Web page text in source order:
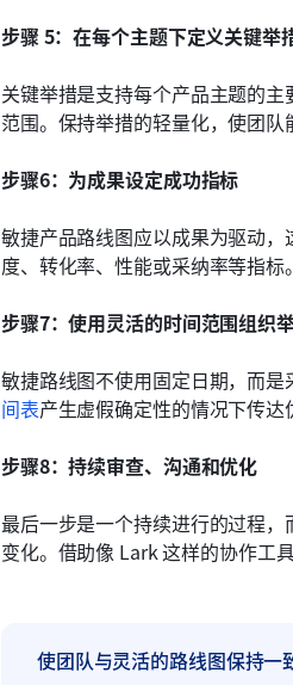
步骤 5：在每个主题下定义关键举
关键举措是支持每个产品主题的
范围。保持举措的轻量化，使团队
步骤6：为成果设定成功指标
敏捷产品路线图应以成果为驱动
度、转化率、性能或采纳率等指标。
步骤7：使用灵活的时间范围组织
敏捷路线图不使用固定日期，
间表产生虚假确定性的情况下传达
步骤8：持续审查、沟通和优化
最后一步是一个持续进行的过程
变化。借助像 Lark 这样的协作工
使团队与灵活的路线图保持一